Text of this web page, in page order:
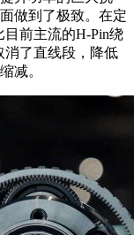
做到了极致。在定
前主流的H-Pin绕
消了直线段，降低
减。